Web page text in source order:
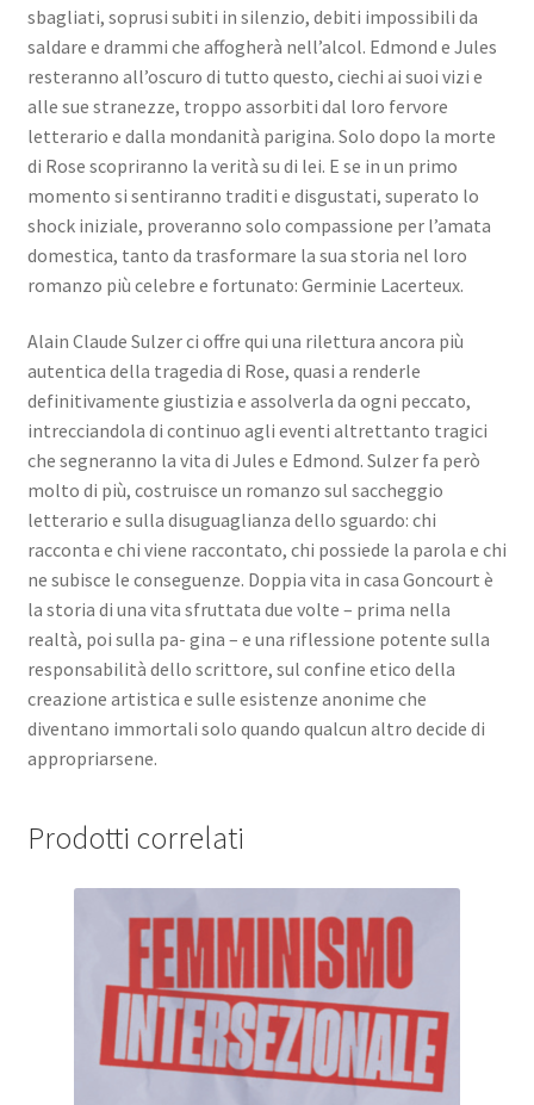
sbagliati, soprusi subiti in silenzio, debiti impossibili da
saldare e drammi che affogherà nell’alcol. Edmond e Jules
resteranno all’oscuro di tutto questo, ciechi ai suoi vizi e
alle sue stranezze, troppo assorbiti dal loro fervore
letterario e dalla mondanità parigina. Solo dopo la morte
di Rose scopriranno la verità su di lei. E se in un primo
momento si sentiranno traditi e disgustati, superato lo
shock iniziale, proveranno solo compassione per l’amata
domestica, tanto da trasformare la sua storia nel loro
romanzo più celebre e fortunato: Germinie Lacerteux.
Alain Claude Sulzer ci offre qui una rilettura ancora più
autentica della tragedia di Rose, quasi a renderle
definitivamente giustizia e assolverla da ogni peccato,
intrecciandola di continuo agli eventi altrettanto tragici
che segneranno la vita di Jules e Edmond. Sulzer fa però
molto di più, costruisce un romanzo sul saccheggio
letterario e sulla disuguaglianza dello sguardo: chi
racconta e chi viene raccontato, chi possiede la parola e chi
ne subisce le conseguenze. Doppia vita in casa Goncourt è
la storia di una vita sfruttata due volte – prima nella
realtà, poi sulla pa- gina – e una riflessione potente sulla
responsabilità dello scrittore, sul confine etico della
creazione artistica e sulle esistenze anonime che
diventano immortali solo quando qualcun altro decide di
appropriarsene.
Prodotti correlati